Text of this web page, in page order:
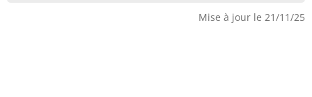
Mise à jour le 21/11/25